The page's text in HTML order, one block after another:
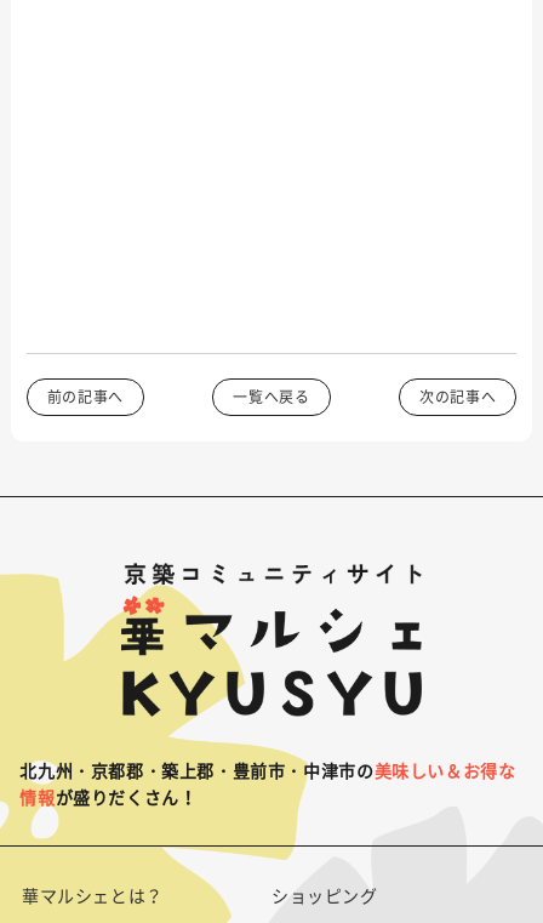
前の記事へ 一覧へ戻る 次の記事へ
北九州・京都郡・築上郡・豊前市・中津市の美味しい＆お得な
情報が盛りだくさん！
華マルシェとは？ ショッピング